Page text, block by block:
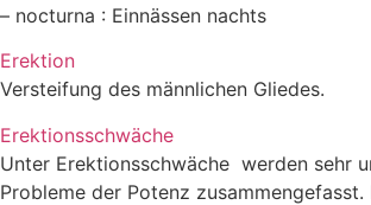
– nocturna : Einnässen nachts
Erektion
Versteifung des männlichen Gliedes.
Erektionsschwäche
Unter Erektionsschwäche werden sehr
Probleme der Potenz zusammengefasst.